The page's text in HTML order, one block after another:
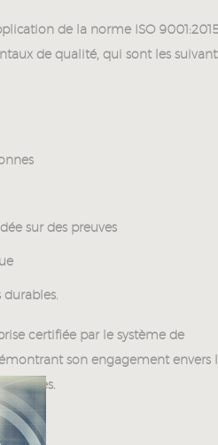
de la norme ISO
de qualité, qui sont les
sur des preuves
durables.
certifiée par le système de
son engagement envers
services.